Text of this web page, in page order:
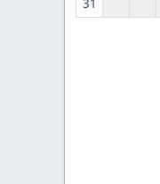
31